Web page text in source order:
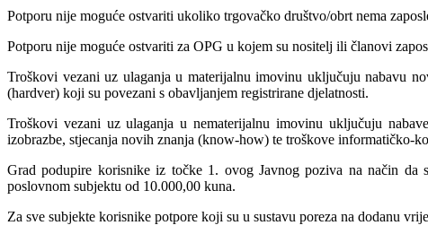
Potporu nije moguće ostvariti ukoliko trgovačko društvo/obrt nema
Potporu nije moguće ostvariti za OPG u kojem su nositelj ili članovi
Troškovi vezani uz ulaganja u materijalnu imovinu uključuju nabavu
(hardver) koji su povezani s obavljanjem registrirane djelatnosti.
Troškovi vezani uz ulaganja u nematerijalnu imovinu uključuju
izobrazbe, stjecanja novih znanja (know-how) te troškove informatičko-
Grad podupire korisnike iz točke 1. ovog Javnog poziva na način da
poslovnom subjektu od 10.000,00 kuna.
Za sve subjekte korisnike potpore koji su u sustavu poreza na dodanu